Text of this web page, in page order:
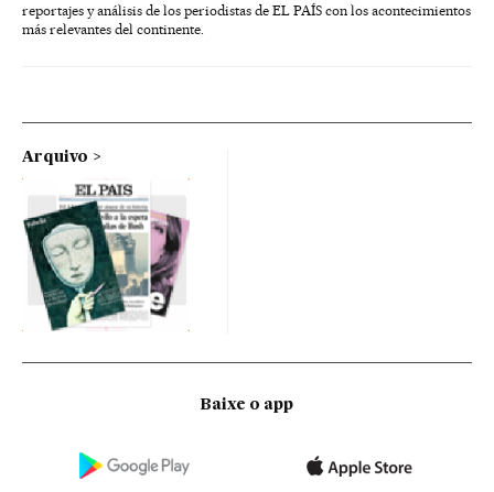
reportajes y análisis de los periodistas de EL PAÍS con los acontecimientos
más relevantes del continente.
Arquivo
Baixe o app